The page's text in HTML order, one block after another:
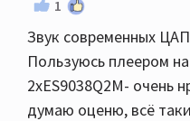
1
Звук современных
Пользуюсь плеером
2хES9038Q2M- очень
думаю оценю, всё